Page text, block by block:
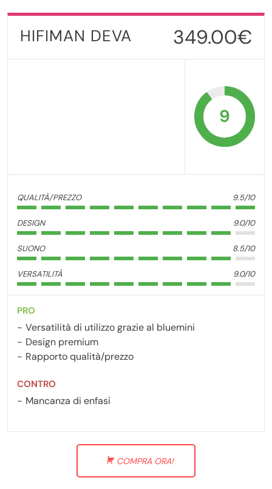
HIFIMAN DEVA 349.00€
9
QUALITÀ/PREZZO 9.5/10
DESIGN 9.0/10
SUONO 8.5/10
VERSATILITÀ 9.0/10
PRO
Versatilità di utilizzo grazie al bluemini
Design premium
Rapporto qualità/prezzo
CONTRO
Mancanza di enfasi
COMPRA ORA!